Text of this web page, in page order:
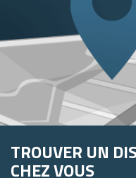
TROUVER UN
CHEZ VOUS